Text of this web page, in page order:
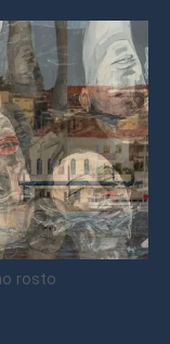
rosto